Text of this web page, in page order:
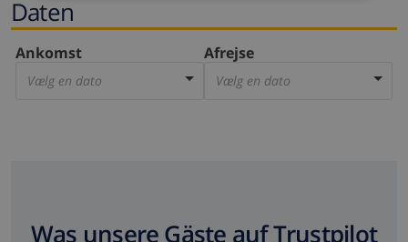
Daten
Ankomst
Vælg en dato
Afrejse
Vælg en dato
Was unsere Gäste auf Trustpilot